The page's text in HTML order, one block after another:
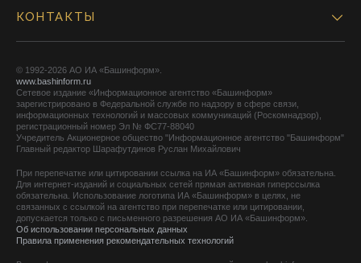
КОНТАКТЫ
© 1992-2026 АО ИА «Башинформ».
www.bashinform.ru
Сетевое издание «Информационное агентство «Башинформ»
зарегистрировано в Федеральной службе по надзору в сфере связи,
информационных технологий и массовых коммуникаций (Роскомнадзор),
регистрационный номер Эл № ФС77-88040
Учредитель Акционерное общество "Информационное агентство "Башинформ"
Главный редактор Шарафутдинов Руслан Михайлович
При перепечатке или цитировании ссылка на ИА «Башинформ» обязательна.
Для интернет-изданий и социальных сетей прямая активная гиперссылка
обязательна. Использование логотипа ИА «Башинформ» в целях, не
связанных с ссылкой на агентство при перепечатке или цитировании,
допускается только с письменного разрешения АО ИА «Башинформ».
Об использовании персональных данных
Правила применения рекомендательных технологий